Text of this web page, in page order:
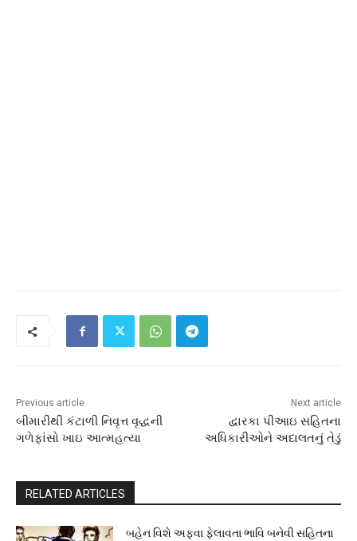
Previous article
બીમારીથી કંટાળી નિવૃત્ત વૃદ્ધની
ગળેફાંસો ખાઇ આત્મહત્યા
Next article
દ્વારકા પીઆઇ સહિતના
અધિકારીઓને અદાલતનું તેડું
RELATED ARTICLES
બહેન વિશે અફવા ફેલાવતા ભાવિ બનેવી સહિતના